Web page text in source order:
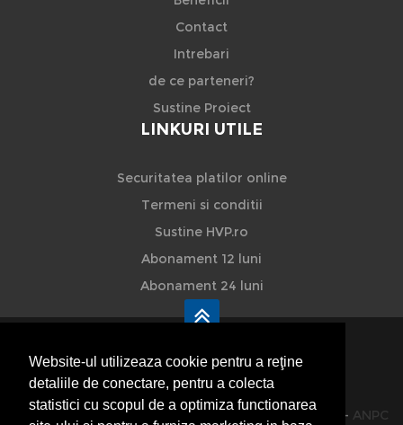
Website-ul utilizeaza cookie pentru a reţine
detaliile de conectare, pentru a colecta
statistici cu scopul de a optimiza functionarea
Contact
Intrebari
de ce parteneri?
Sustine Proiect
LINKURI UTILE
Securitatea platilor online
Termeni si conditii
Sustine HVP.ro
Abonament 12 luni
Abonament 24 luni
HVP - Hoteluri Vile Pensiuni
© 2014-2026 Powered byVilonMedia&TekaBility - ANPC